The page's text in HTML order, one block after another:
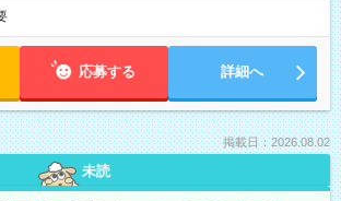
応募する 詳細へ
掲載日：2026.08.02
未読